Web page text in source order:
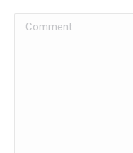
Comment